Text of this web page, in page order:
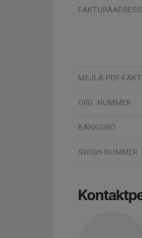
FAKTURAADRESS
MEJLA PDF-
ORG. NUMMER
BANKGIRO
SWISH-NUMMER